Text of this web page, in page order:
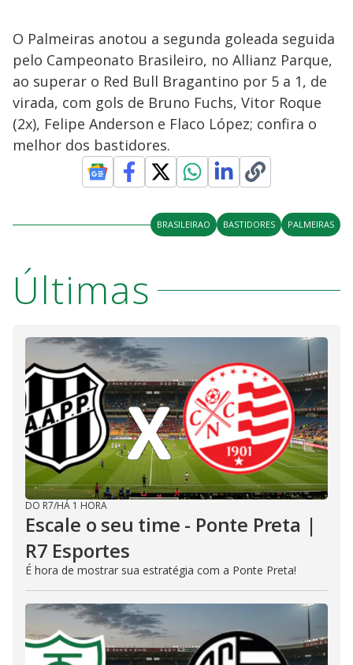
O Palmeiras anotou a segunda goleada seguida
pelo Campeonato Brasileiro, no Allianz Parque,
ao superar o Red Bull Bragantino por 5 a 1, de
virada, com gols de Bruno Fuchs, Vitor Roque
(2x), Felipe Anderson e Flaco López; confira o
melhor dos bastidores.
BRASILEIRAO BASTIDORES PALMEIRAS
Últimas
DO R7/HÁ 1 HORA
Escale o seu time - Ponte Preta |
R7 Esportes
É hora de mostrar sua estratégia com a Ponte Preta!